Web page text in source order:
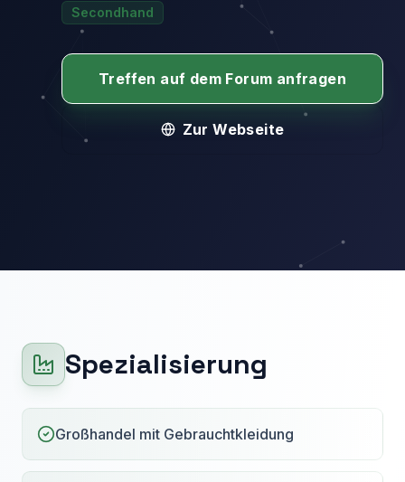
Secondhand
Treffen auf dem Forum anfragen
Zur Webseite
Spezialisierung
Großhandel mit Gebrauchtkleidung